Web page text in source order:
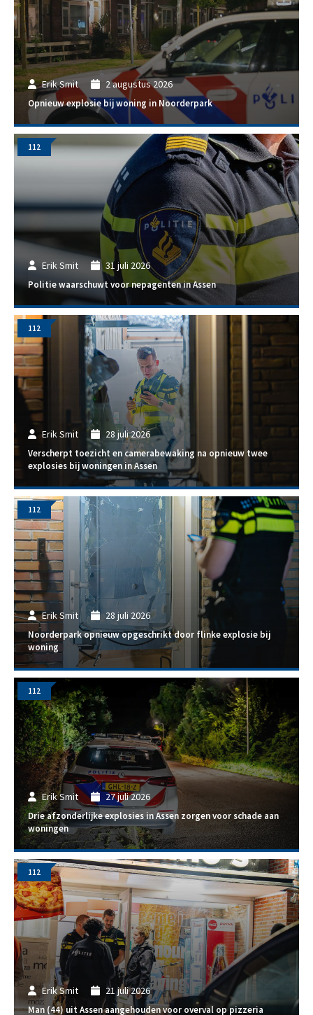
Erik Smit 2 augustus 2026
Opnieuw explosie bij woning in Noorderpark
Erik Smit 31 juli 2026
Politie waarschuwt voor nepagenten in Assen
112
Erik Smit 28 juli 2026
Verscherpt toezicht en camerabewaking na opnieuw twee
explosies bij woningen in Assen
112
Erik Smit 28 juli 2026
Noorderpark opnieuw opgeschrikt door flinke explosie bij
woning
112
Erik Smit 27 juli 2026
Drie afzonderlijke explosies in Assen zorgen voor schade aan
woningen
112
Erik Smit 21 juli 2026
Man (44) uit Assen aangehouden voor overval op pizzeria
112